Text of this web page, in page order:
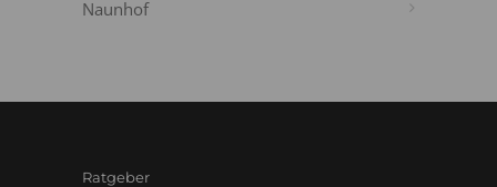
Naunhof
Ratgeber